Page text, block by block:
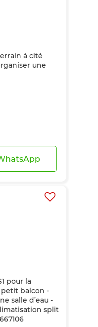
à cité
une
pour la
petit balcon -
salle d’eau -
split